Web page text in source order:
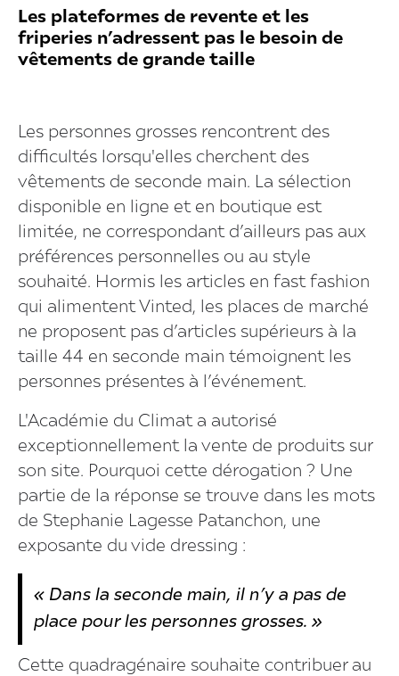
Les plateformes de revente et les
friperies n’adressent pas le besoin de
vêtements de grande taille
Les personnes grosses rencontrent des
difficultés lorsqu'elles cherchent des
vêtements de seconde main. La sélection
disponible en ligne et en boutique est
limitée, ne correspondant d’ailleurs pas aux
préférences personnelles ou au style
souhaité. Hormis les articles en fast fashion
qui alimentent Vinted, les places de marché
ne proposent pas d’articles supérieurs à la
taille 44 en seconde main témoignent les
personnes présentes à l’événement.
L'Académie du Climat a autorisé
exceptionnellement la vente de produits sur
son site. Pourquoi cette dérogation ? Une
partie de la réponse se trouve dans les mots
de Stephanie Lagesse Patanchon, une
exposante du vide dressing :
« Dans la seconde main, il n’y a pas de
place pour les personnes grosses. »
Cette quadragénaire souhaite contribuer au